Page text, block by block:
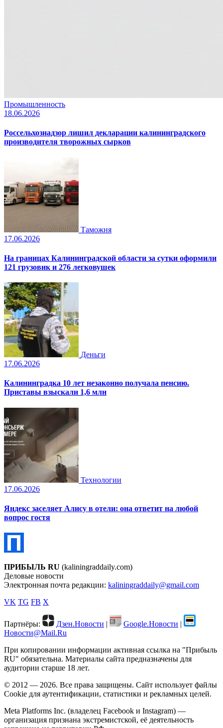
Промышленность
18.06.2026
Россельхознадзор лишил декларации калининградского
производителя творожных сырков
Таможня
17.06.2026
На границах Калининградской области за сутки оформили
121 грузовик и 276 легковушек
Деньги
17.06.2026
Калининградка 10 лет незаконно получала пенсию.
Приставы взыскали 1,6 млн
Технологии
17.06.2026
Яндекс заселяет Алису в отели: она ответит на любой
вопрос гостя
ПРИБЫЛЬ RU (kaliningraddaily.com)
Деловые новости
Электронная почта редакции: kaliningraddaily@gmail.com
VK TG FB X
Партнёры: Дзен.Новости | Google.Новости |
Новости@Mail.Ru
При копировании информации активная ссылка на "Прибыль
RU" обязательна. Материалы сайта предназначены для
аудитории старше 18 лет.
© 2012 — 2026. Все права защищены. Сайт использует файлы
Cookie для аутентификации, статистики и рекламных целей.
Meta Platforms Inc. (владелец Facebook и Instagram) —
организация признана экстремистской, её деятельность